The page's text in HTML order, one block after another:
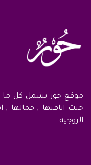
موقع حور يشمل كل ما
حيث اناقتها , جمالها ,
الزوجية